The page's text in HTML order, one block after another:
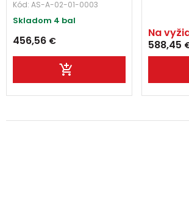
Kód: AS-A-02-01-0003
Skladom 4 bal
456,56 €
Na
588,45